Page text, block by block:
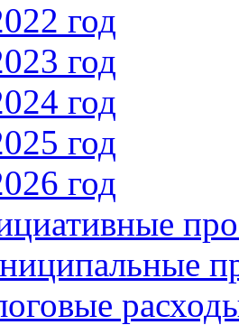
год
год
год
год
год